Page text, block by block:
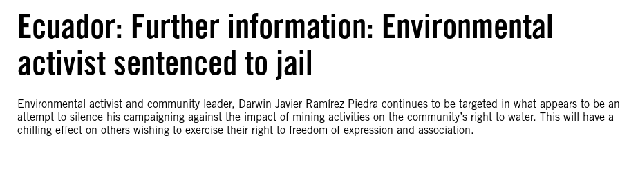
Ecuador: Further information: Environmental
activist sentenced to jail
Environmental activist and community leader, Darwin Javier Ramírez Piedra continues to be targeted in what appears to be an
attempt to silence his campaigning against the impact of mining activities on the community’s right to water. This will have a
chilling effect on others wishing to exercise their right to freedom of expression and association.